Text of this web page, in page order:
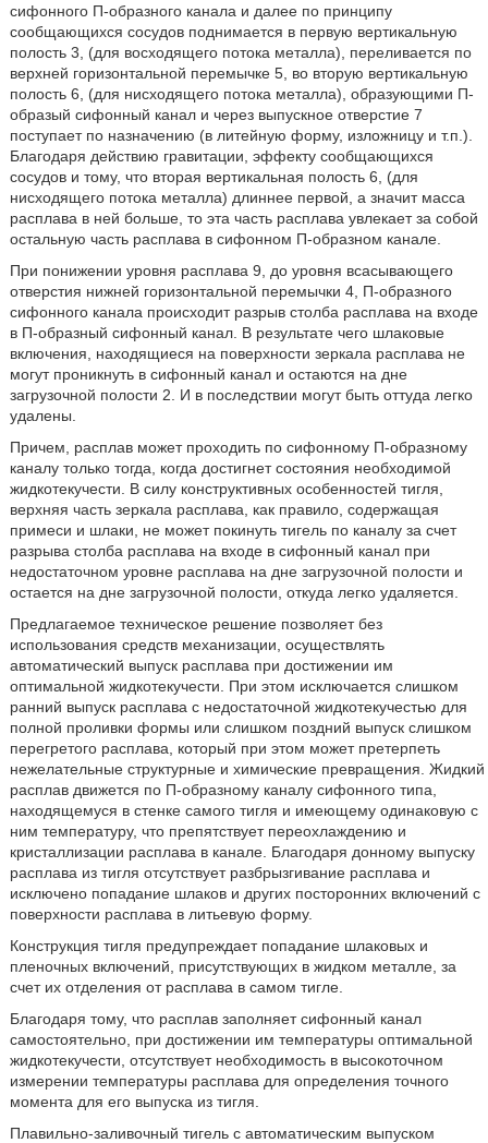
сифонного П-образного канала и далее по принципу
сообщающихся сосудов поднимается в первую вертикальную
полость 3, (для восходящего потока металла), переливается по
верхней горизонтальной перемычке 5, во вторую вертикальную
полость 6, (для нисходящего потока металла), образующими П-
образый сифонный канал и через выпускное отверстие 7
поступает по назначению (в литейную форму, изложницу и т.п.).
Благодаря действию гравитации, эффекту сообщающихся
сосудов и тому, что вторая вертикальная полость 6, (для
нисходящего потока металла) длиннее первой, а значит масса
расплава в ней больше, то эта часть расплава увлекает за собой
остальную часть расплава в сифонном П-образном канале.
При понижении уровня расплава 9, до уровня всасывающего
отверстия нижней горизонтальной перемычки 4, П-образного
сифонного канала происходит разрыв столба расплава на входе
в П-образный сифонный канал. В результате чего шлаковые
включения, находящиеся на поверхности зеркала расплава не
могут проникнуть в сифонный канал и остаются на дне
загрузочной полости 2. И в последствии могут быть оттуда легко
удалены.
Причем, расплав может проходить по сифонному П-образному
каналу только тогда, когда достигнет состояния необходимой
жидкотекучести. В силу конструктивных особенностей тигля,
верхняя часть зеркала расплава, как правило, содержащая
примеси и шлаки, не может покинуть тигель по каналу за счет
разрыва столба расплава на входе в сифонный канал при
недостаточном уровне расплава на дне загрузочной полости и
остается на дне загрузочной полости, откуда легко удаляется.
Предлагаемое техническое решение позволяет без
использования средств механизации, осуществлять
автоматический выпуск расплава при достижении им
оптимальной жидкотекучести. При этом исключается слишком
ранний выпуск расплава с недостаточной жидкотекучестью для
полной проливки формы или слишком поздний выпуск слишком
перегретого расплава, который при этом может претерпеть
нежелательные структурные и химические превращения. Жидкий
расплав движется по П-образному каналу сифонного типа,
находящемуся в стенке самого тигля и имеющему одинаковую с
ним температуру, что препятствует переохлаждению и
кристаллизации расплава в канале. Благодаря донному выпуску
расплава из тигля отсутствует разбрызгивание расплава и
исключено попадание шлаков и других посторонних включений с
поверхности расплава в литьевую форму.
Конструкция тигля предупреждает попадание шлаковых и
пленочных включений, присутствующих в жидком металле, за
счет их отделения от расплава в самом тигле.
Благодаря тому, что расплав заполняет сифонный канал
самостоятельно, при достижении им температуры оптимальной
жидкотекучести, отсутствует необходимость в высокоточном
измерении температуры расплава для определения точного
момента для его выпуска из тигля.
Плавильно-заливочный тигель с автоматическим выпуском